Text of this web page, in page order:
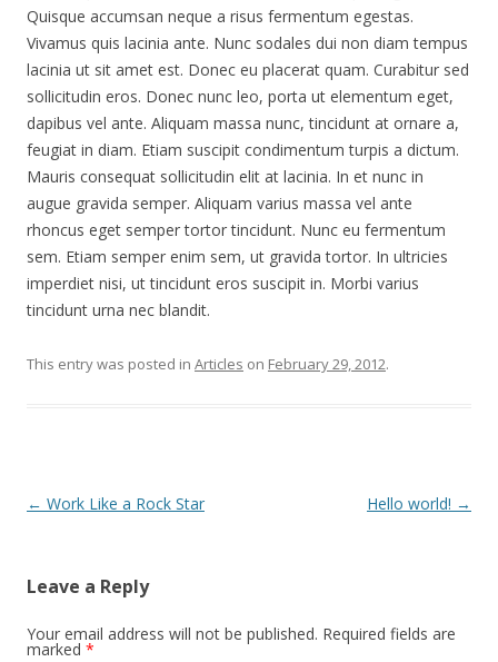
Quisque accumsan neque a risus fermentum egestas.
Vivamus quis lacinia ante. Nunc sodales dui non diam tempus
lacinia ut sit amet est. Donec eu placerat quam. Curabitur sed
sollicitudin eros. Donec nunc leo, porta ut elementum eget,
dapibus vel ante. Aliquam massa nunc, tincidunt at ornare a,
feugiat in diam. Etiam suscipit condimentum turpis a dictum.
Mauris consequat sollicitudin elit at lacinia. In et nunc in
augue gravida semper. Aliquam varius massa vel ante
rhoncus eget semper tortor tincidunt. Nunc eu fermentum
sem. Etiam semper enim sem, ut gravida tortor. In ultricies
imperdiet nisi, ut tincidunt eros suscipit in. Morbi varius
tincidunt urna nec blandit.
This entry was posted in Articles on February 29, 2012.
Post
← Work Like a Rock Star Hello world! →
Leave a Reply
Your email address will not be published. Required fields are
marked *